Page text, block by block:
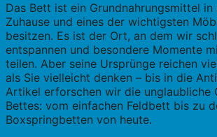
Das Bett ist ein Grundnahrungsmittel in
Zuhause und eines der wichtigsten
besitzen. Es ist der Ort, an dem wir
entspannen und besondere Momente
teilen. Aber seine Ursprünge reichen
als Sie vielleicht denken – bis in die
Artikel erforschen wir die unglaubliche
Bettes: vom einfachen Feldbett bis zu
Boxspringbetten von heute.